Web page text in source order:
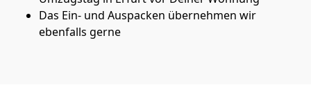
Das Ein- und Auspacken übernehmen wir
ebenfalls gerne